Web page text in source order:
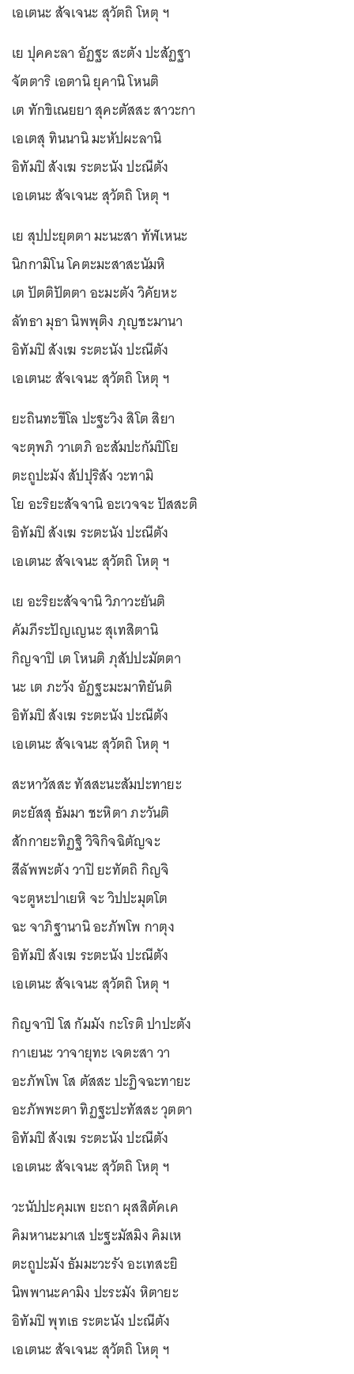
เอเตนะ สัจเจนะ สุวัตถิ โหตุ ฯ
เย ปุคคะลา อัฏฐะ สะตัง ปะสัฏฐา
จัตตาริ เอตานิ ยุคานิ โหนติ
เต ทักขิเณยยา สุคะตัสสะ สาวะกา
เอเตสุ ทินนานิ มะหัปผะลานิ
อิทัมปิ สังเฆ ระตะนัง ปะณีตัง
เอเตนะ สัจเจนะ สุวัตถิ โหตุ ฯ
เย สุปปะยุตตา มะนะสา ทัฬเหนะ
นิกกามิโน โคตะมะสาสะนัมหิ
เต ปัตติปัตตา อะมะตัง วิคัยหะ
ลัทธา มุธา นิพพุติง ภุญชะมานา
อิทัมปิ สังเฆ ระตะนัง ปะณีตัง
เอเตนะ สัจเจนะ สุวัตถิ โหตุ ฯ
ยะถินทะขีโล ปะฐะวิง สิโต สิยา
จะตุพภิ วาเตภิ อะสัมปะกัมปิโย
ตะถูปะมัง สัปปุริสัง วะทามิ
โย อะริยะสัจจานิ อะเวจจะ ปัสสะติ
อิทัมปิ สังเฆ ระตะนัง ปะณีตัง
เอเตนะ สัจเจนะ สุวัตถิ โหตุ ฯ
เย อะริยะสัจจานิ วิภาวะยันติ
คัมภีระปัญเญนะ สุเทสิตานิ
กิญจาปิ เต โหนติ ภุสัปปะมัตตา
นะ เต ภะวัง อัฏฐะมะมาทิยันติ
อิทัมปิ สังเฆ ระตะนัง ปะณีตัง
เอเตนะ สัจเจนะ สุวัตถิ โหตุ ฯ
สะหาวัสสะ ทัสสะนะสัมปะทายะ
ตะยัสสุ ธัมมา ชะหิตา ภะวันติ
สักกายะทิฏฐิ วิจิกิจฉิตัญจะ
สีลัพพะตัง วาปิ ยะทัตถิ กิญจิ
จะตูหะปาเยหิ จะ วิปปะมุตโต
ฉะ จาภิฐานานิ อะภัพโพ กาตุง
อิทัมปิ สังเฆ ระตะนัง ปะณีตัง
เอเตนะ สัจเจนะ สุวัตถิ โหตุ ฯ
กิญจาปิ โส กัมมัง กะโรติ ปาปะตัง
กาเยนะ วาจายุทะ เจตะสา วา
อะภัพโพ โส ตัสสะ ปะฏิจฉะทายะ
อะภัพพะตา ทิฏฐะปะทัสสะ วุตตา
อิทัมปิ สังเฆ ระตะนัง ปะณีตัง
เอเตนะ สัจเจนะ สุวัตถิ โหตุ ฯ
วะนัปปะคุมเพ ยะถา ผุสสิตัคเค
คิมหานะมาเส ปะฐะมัสมิง คิมเห
ตะถูปะมัง ธัมมะวะรัง อะเทสะยิ
นิพพานะคามิง ปะระมัง หิตายะ
อิทัมปิ พุทเธ ระตะนัง ปะณีตัง
เอเตนะ สัจเจนะ สุวัตถิ โหตุ ฯ